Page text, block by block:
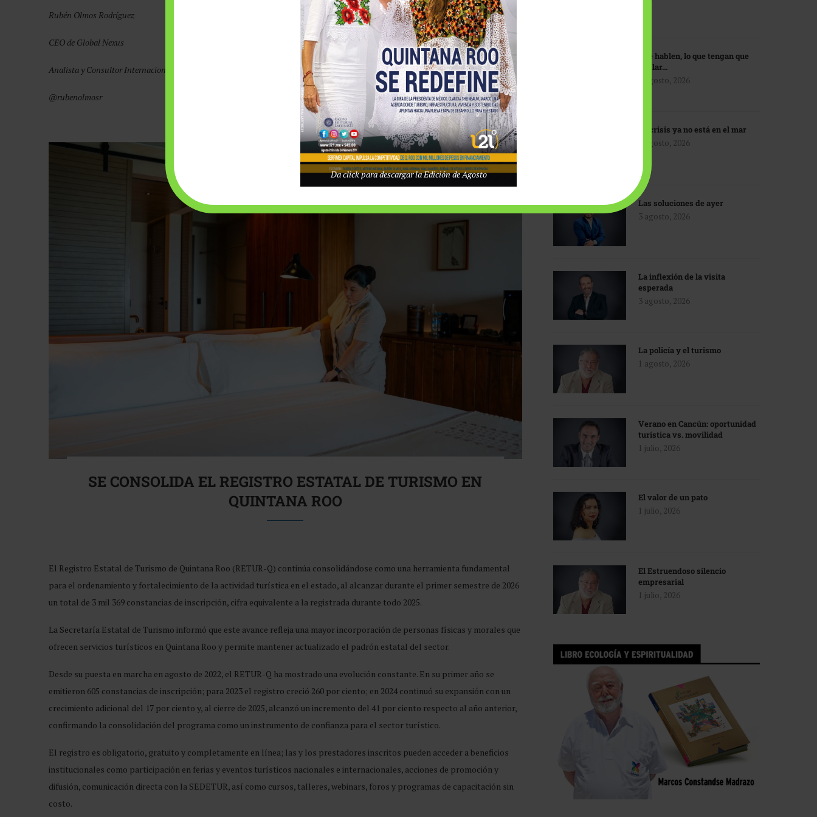
Rubén Olmos Rodríguez
CEO de Global Nexus
Analista y Consultor Internacional
@rubenolmosr
SE CONSOLIDA EL REGISTRO ESTATAL DE TURISMO EN
QUINTANA ROO
El Registro Estatal de Turismo de Quintana Roo (RETUR-Q) continúa consolidándose como una herramienta fundamental
para el ordenamiento y fortalecimiento de la actividad turística en el estado, al alcanzar durante el primer semestre de 2026
un total de 3 mil 369 constancias de inscripción, cifra equivalente a la registrada durante todo 2025.
La Secretaría Estatal de Turismo informó que este avance refleja una mayor incorporación de personas físicas y morales que
ofrecen servicios turísticos en Quintana Roo y permite mantener actualizado el padrón estatal del sector.
Desde su puesta en marcha en agosto de 2022, el RETUR-Q ha mostrado una evolución constante. En su primer año se
emitieron 605 constancias de inscripción; para 2023 el registro creció 260 por ciento; en 2024 continuó su expansión con un
crecimiento adicional del 17 por ciento y, al cierre de 2025, alcanzó un incremento del 41 por ciento respecto al año anterior,
confirmando la consolidación del programa como un instrumento de confianza para el sector turístico.
El registro es obligatorio, gratuito y completamente en línea; las y los prestadores inscritos pueden acceder a beneficios
institucionales como participación en ferias y eventos turísticos nacionales e internacionales, acciones de promoción y
difusión, comunicación directa con la SEDETUR, así como cursos, talleres, webinars, foros y programas de capacitación sin
costo.
Que hablen, lo que tengan que
hablar…
3 agosto, 2026
La crisis ya no está en el mar
3 agosto, 2026
Las soluciones de ayer
3 agosto, 2026
La inflexión de la visita
esperada
3 agosto, 2026
La policía y el turismo
1 agosto, 2026
Verano en Cancún: oportunidad
turística vs. movilidad
1 julio, 2026
El valor de un pato
1 julio, 2026
El Estruendoso silencio
empresarial
1 julio, 2026
Da click para descargar la Edición de Agosto